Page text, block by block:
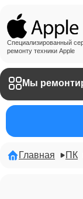
Специализированный
ремонту техники Apple
Мы
Главная ПК